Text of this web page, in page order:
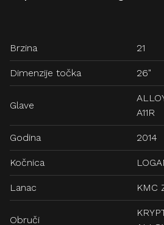
Brzina 21
Dimenzije točka 26"
Glave
A11R
Godina 2014
Kočnica
Lanac KMC
Obruči